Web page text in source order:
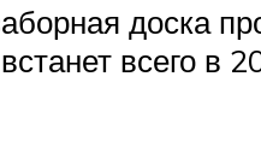
доска
всего в